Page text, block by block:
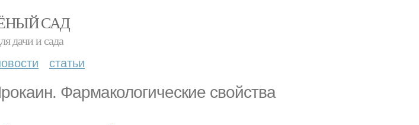
САД
дачи и сада
статьи
Фармакологические свойства